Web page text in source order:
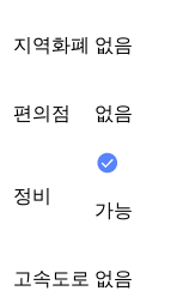
지역화폐 없음
편의점 없음
정비
가능
고속도로 없음